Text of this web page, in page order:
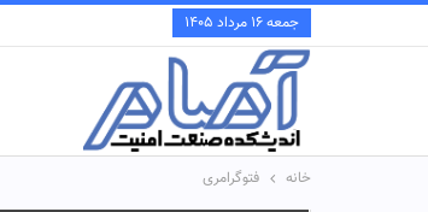
جمعه ۱۶ مرداد ۱۴۰۵
خانه فتوگرامری